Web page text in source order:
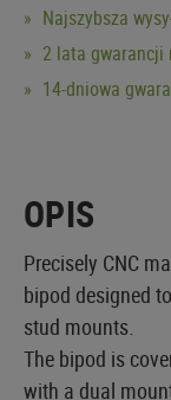
Najszybsza
2 lata gwarancji
14-dniowa
OPIS
Precisely CNC
bipod designed
stud mounts.
The bipod is
with a dual